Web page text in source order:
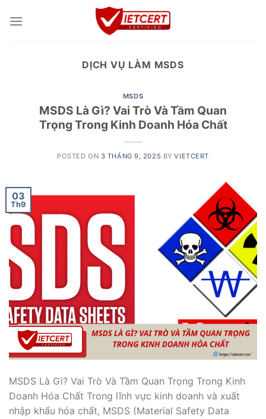
DỊCH VỤ LÀM MSDS
MSDS
MSDS Là Gì? Vai Trò Và Tầm Quan
Trọng Trong Kinh Doanh Hóa Chất
POSTED ON 3 THÁNG 9, 2025 BYVIETCERT
03
Th9
MSDS Là Gì? Vai Trò Và Tầm Quan Trọng Trong Kinh
Doanh Hóa Chất Trong lĩnh vực kinh doanh và xuất
nhập khẩu hóa chất, MSDS (Material Safety Data